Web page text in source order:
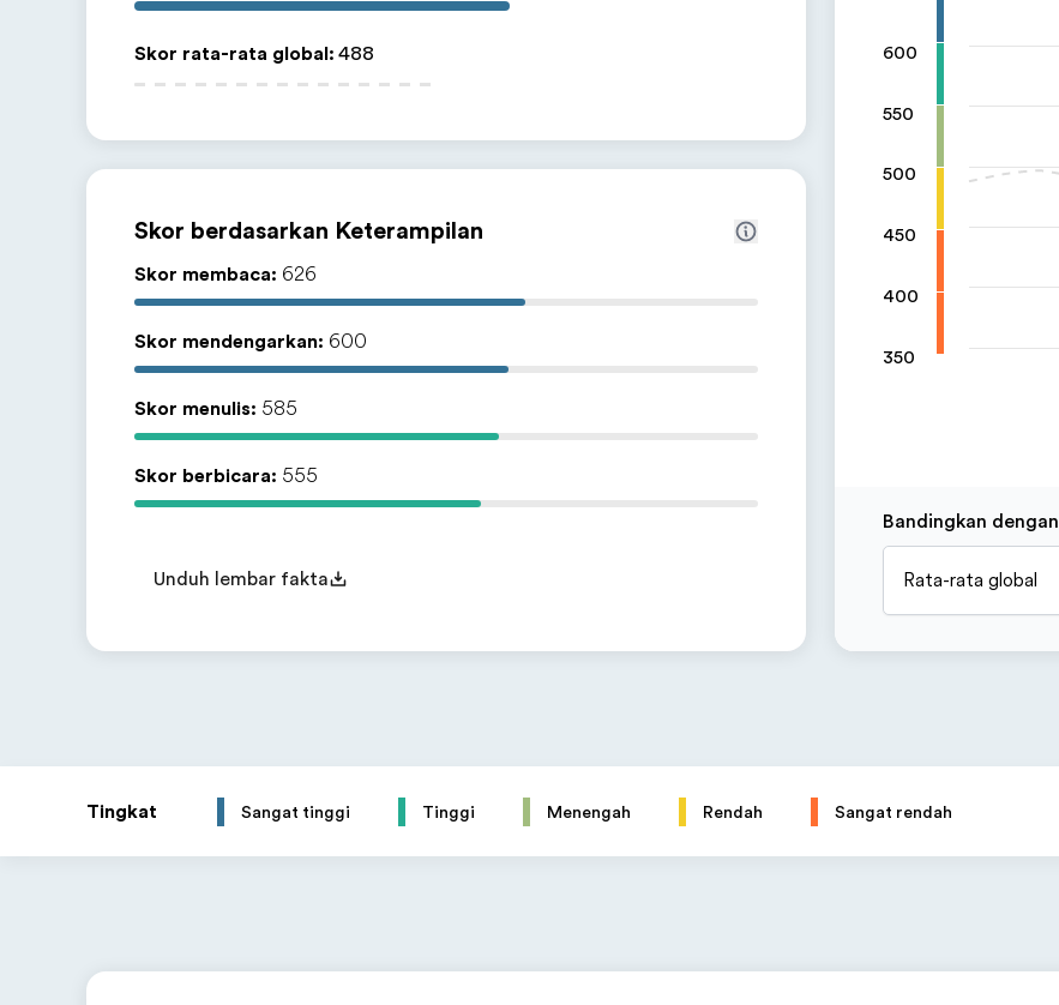
Skor rata-rata global: 488
Skor berdasarkan Keterampilan
Skor membaca: 626
Skor mendengarkan: 600
Skor menulis: 585
Skor berbicara: 555
Unduh lembar fakta
600
550
500
450
400
350
Bandingkan dengan
Rata-rata global
Tingkat Sangat tinggi Tinggi Menengah Rendah Sangat rendah